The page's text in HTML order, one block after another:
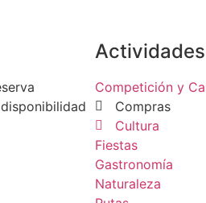
Actividades
Competición y
Compras
Cultura
Fiestas
Gastronomía
Naturaleza